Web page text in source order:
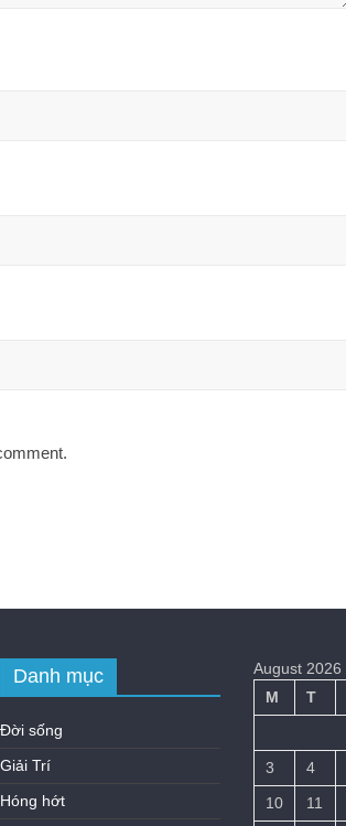
Danh mục
Đời sống
Giải Trí
Hóng hớt
August 2026
M
T
3
4
10
11